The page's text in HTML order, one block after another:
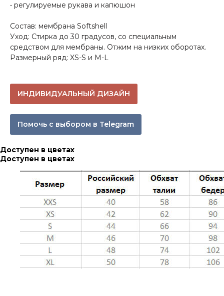
• регулируемые рукава и капюшон
Состав: мембрана Softshell
Уход: Стирка до 30 градусов, со специальным
средством для мембраны. Отжим на низких оборотах.
Размерный ряд: XS-S и M-L
ИНДИВИДУАЛЬНЫЙ ДИЗАЙН
Помочь с выбором в Telegram
Доступен в цветах
Доступен в цветах